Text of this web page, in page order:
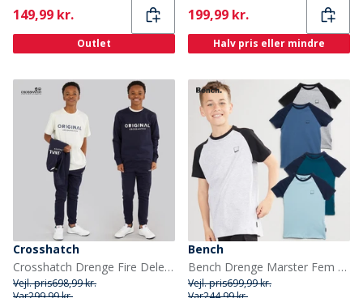
Current
149,99 kr.
Outlet
Current
199,99 kr.
Halv pris eller mindre
Crosshatch
Crosshatch Drenge Fire Dele Hættetrøje Sweatshirt T-shirt Og Joggingbukser Sæt Navy/Off White
Vejl. pris698,99 kr.
Bench
Bench Drenge Marster Fem Pakke T-Shirts Gråmeleret / Is / Blågrøn / Hvid / Skiferblå
Vejl. pris699,99 kr.